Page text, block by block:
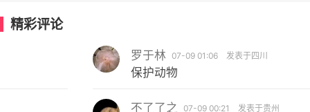
精彩评论
07-09 01:06 发表于四川
保护动物
不了了之 07-09 00:21 发表于贵州